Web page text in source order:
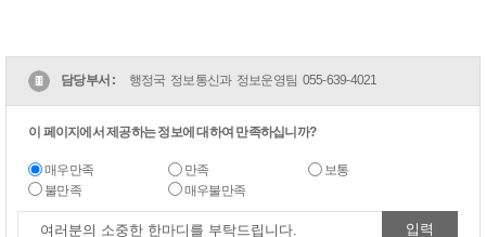
담당부서 : 행정국 정보통신과 정보운영팀 055-639-4021
이 페이지에서 제공하는 정보에 대하여 만족하십니까?
매우만족 만족
보통
불만족
매우불만족